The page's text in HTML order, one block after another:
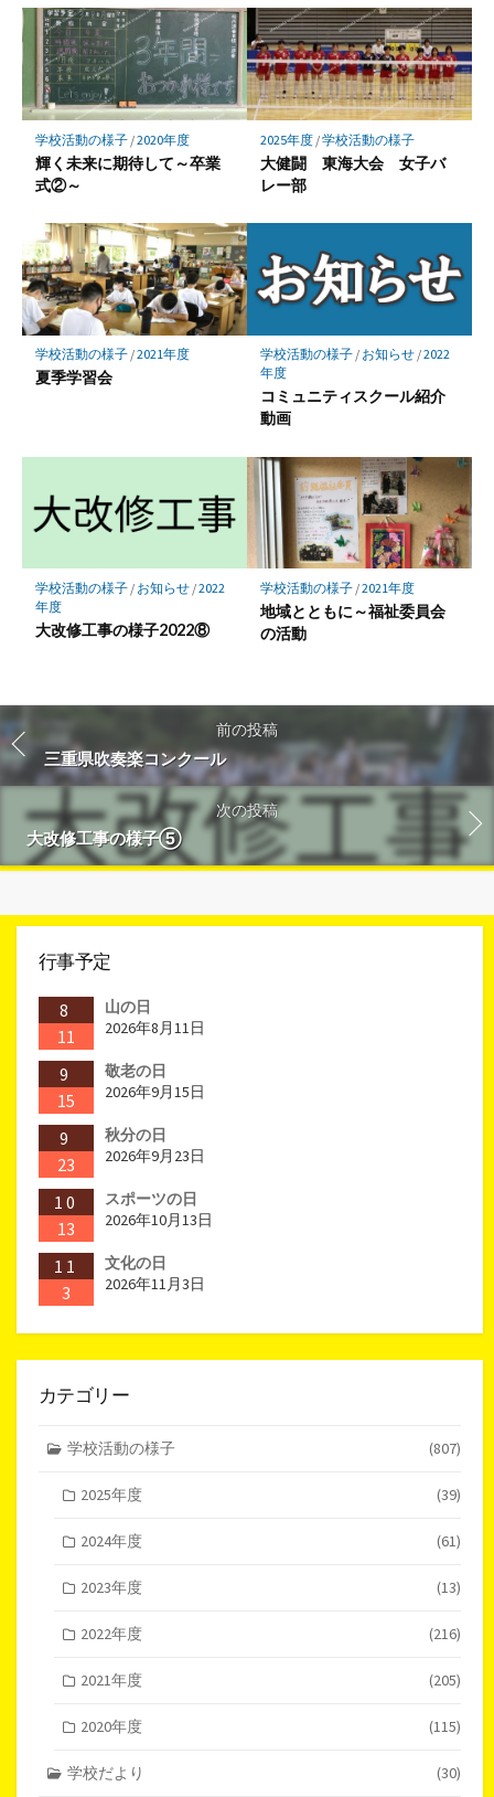
学校活動の様子/2020年度
輝く未来に期待して～卒業
式②～
2025年度/学校活動の様子
大健闘 東海大会 女子バ
レー部
学校活動の様子/2021年度
夏季学習会
学校活動の様子/ お知らせ/2022
年度
コミュニティスクール紹介
動画
学校活動の様子/ お知らせ/2022
年度
大改修工事の様子2022⑧
学校活動の様子/2021年度
地域とともに～福祉委員会
の活動
前の投稿
三重県吹奏楽コンクール
次の投稿
大改修工事の様子⑤
行事予定
8
11
山の日
2026年8月11日
9
15
敬老の日
2026年9月15日
9
23
秋分の日
2026年9月23日
10
13
スポーツの日
2026年10月13日
11
3
文化の日
2026年11月3日
カテゴリー
学校活動の様子 (807)
2025年度 (39)
2024年度 (61)
2023年度 (13)
2022年度 (216)
2021年度 (205)
2020年度 (115)
学校だより (30)